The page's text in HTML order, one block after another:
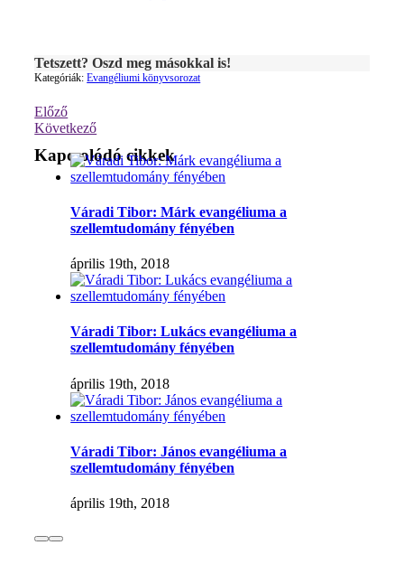
Tetszett? Oszd meg másokkal is!
Kategóriák:Evangéliumi könyvsorozat
Előző
Következő
Kapcsolódó cikkek
Váradi Tibor: Márk evangéliuma a
szellemtudomány fényében
április 19th, 2018
Váradi Tibor: Lukács evangéliuma a
szellemtudomány fényében
április 19th, 2018
Váradi Tibor: János evangéliuma a
szellemtudomány fényében
április 19th, 2018